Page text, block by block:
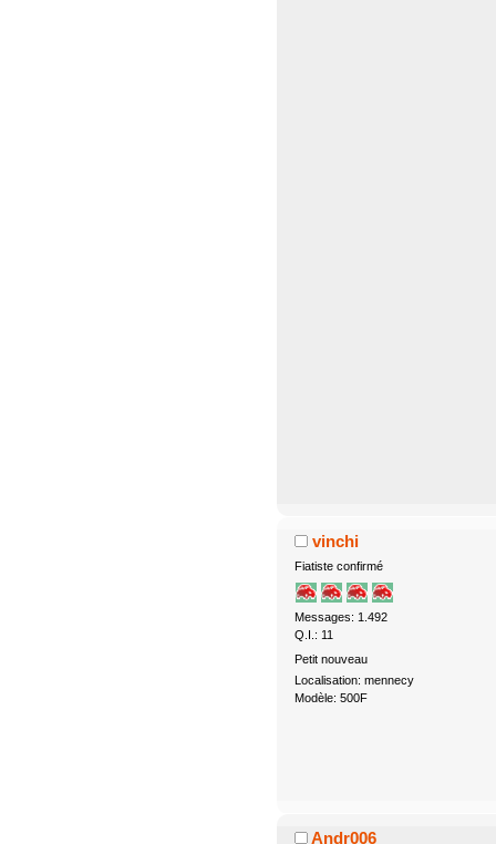
vinchi
Fiatiste confirmé
Messages: 1.492
Q.I.: 11
Petit nouveau
Localisation: mennecy
Modèle: 500F
Andr006